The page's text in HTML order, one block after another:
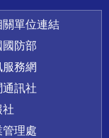
關單位連結
國防部
務網
訊社
社
理處